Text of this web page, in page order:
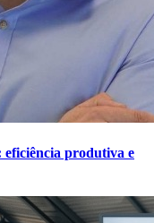
eficiência produtiva e